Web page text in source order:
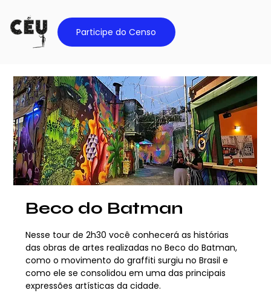
Participe do Censo
Beco do Batman
Nesse tour de 2h30 você conhecerá as histórias
das obras de artes realizadas no Beco do Batman,
como o movimento do graffiti surgiu no Brasil e
como ele se consolidou em uma das principais
expressões artísticas da cidade.